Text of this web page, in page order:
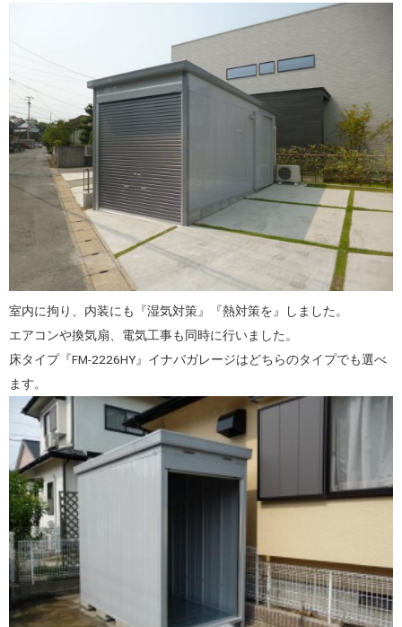
室内に拘り、内装にも『湿気対策』『熱対策を』しました。
エアコンや換気扇、電気工事も同時に行いました。
床タイプ『FM-2226HY』イナバガレージはどちらのタイプでも選べ
ます。